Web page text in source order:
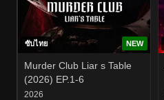
ซับไทย NEW
Murder Club Liar s Table
(2026) EP.1-6
2026